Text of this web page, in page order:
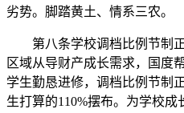
劣势。脚踏黄土、情系三农。
第八条学校调档比例节制正
区域从导财产成长需求，国度
学生勤恳进修，调档比例节制
生打算的110%摆布。为学校